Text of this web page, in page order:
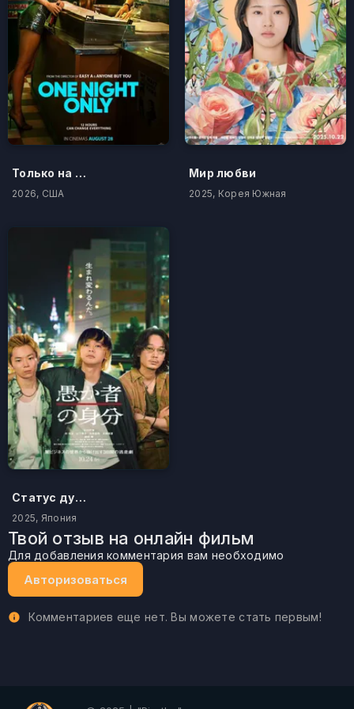
Только на одну ночь
2026, США
Мир любви
2025, Корея Южная
Статус дурака
2025, Япония
Твой отзыв на онлайн фильм
Для добавления комментария вам необходимо
Авторизоваться
Комментариев еще нет. Вы можете стать первым!